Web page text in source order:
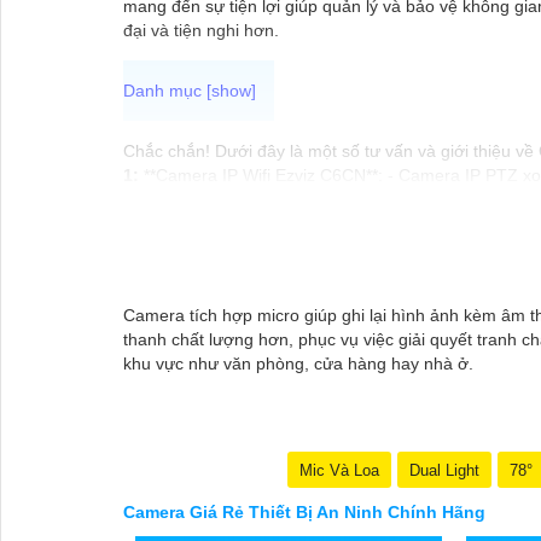
mang đến sự tiện lợi giúp quản lý và bảo vệ không
đại và tiện nghi hơn.
Chắc chắn! Dưới đây là một số tư vấn và giới thiệu
**Camera Hikvision DS-2CD1021-I**: - Camera
**Camera Dahua HDCVI HAC-HFW1200T**: -
Nhớ kiểm tra và lựa chọn sản phẩm phù hợp với nhu
tử uy tín hoặc cửa hàng thiết bị an ninh chuyên
Camera tích hợp micro giúp ghi lại hình ảnh kèm âm
thanh chất lượng hơn, phục vụ việc giải quyết tranh
khu vực như văn phòng, cửa hàng hay nhà ở.
Mic Và Loa Dual Light 78°
Camera Giá Rẻ Thiết Bị An Ninh Chính Hãng